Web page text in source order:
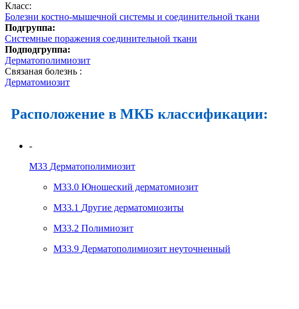
Класс:
Болезни костно-мышечной системы и соединительной ткани
Подгруппа:
Системные поражения соединительной ткани
Подподгруппа:
Дерматополимиозит
Связаная болезнь :
Дерматомиозит
Расположение в МКБ классификации:
-
M33 Дерматополимиозит
M33.0 Юношеский дерматомиозит
M33.1 Другие дерматомиозиты
M33.2 Полимиозит
M33.9 Дерматополимиозит неуточненный